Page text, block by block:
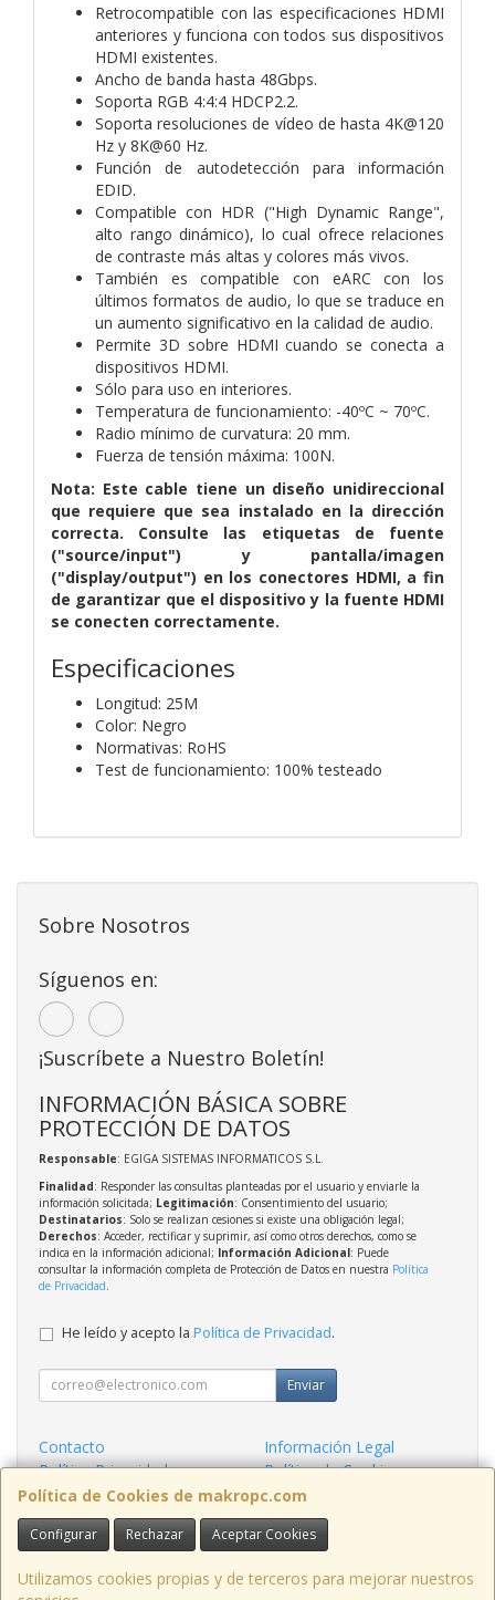
Retrocompatible con las especificaciones HDMI
anteriores y funciona con todos sus dispositivos
HDMI existentes.
Ancho de banda hasta 48Gbps.
Soporta RGB 4:4:4 HDCP2.2.
Soporta resoluciones de vídeo de hasta 4K@120
Hz y 8K@60 Hz.
Función de autodetección para información
EDID.
Compatible con HDR ("High Dynamic Range",
alto rango dinámico), lo cual ofrece relaciones
de contraste más altas y colores más vivos.
También es compatible con eARC con los
últimos formatos de audio, lo que se traduce en
un aumento significativo en la calidad de audio.
Permite 3D sobre HDMI cuando se conecta a
dispositivos HDMI.
Sólo para uso en interiores.
Temperatura de funcionamiento: -40ºC ~ 70ºC.
Radio mínimo de curvatura: 20 mm.
Fuerza de tensión máxima: 100N.
Nota: Este cable tiene un diseño unidireccional
que requiere que sea instalado en la dirección
correcta. Consulte las etiquetas de fuente
("source/input") y pantalla/imagen
("display/output") en los conectores HDMI, a fin
de garantizar que el dispositivo y la fuente HDMI
se conecten correctamente.
Especificaciones
Longitud: 25M
Color: Negro
Normativas: RoHS
Test de funcionamiento: 100% testeado
Política de Cookies de makropc.com
Configurar Rechazar Aceptar Cookies
Utilizamos cookies propias y de terceros para mejorar nuestros
Sobre Nosotros
Síguenos en:
¡Suscríbete a Nuestro Boletín!
INFORMACIÓN BÁSICA SOBRE
PROTECCIÓN DE DATOS
Responsable: EGIGA SISTEMAS INFORMATICOS S.L.
Finalidad: Responder las consultas planteadas por el usuario y enviarle la
información solicitada; Legitimación: Consentimiento del usuario;
Destinatarios: Solo se realizan cesiones si existe una obligación legal;
Derechos: Acceder, rectificar y suprimir, así como otros derechos, como se
indica en la información adicional; Información Adicional: Puede
consultar la información completa de Protección de Datos en nuestra Política
de Privacidad
He leído y acepto la Política de Privacidad.
Enviar
Contacto
Información Legal
Política Privacidad
Política de Cookies
Condiciones de Compra
Formas de Pago
Contacto
admin@makropc.com